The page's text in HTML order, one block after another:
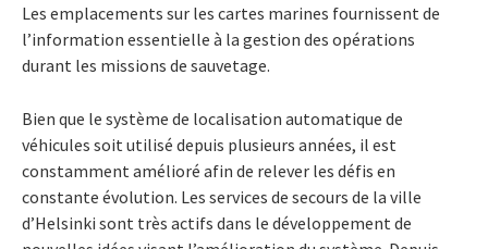
Les emplacements sur les cartes marines fournissent de
l’information essentielle à la gestion des opérations
durant les missions de sauvetage.
Bien que le système de localisation automatique de
véhicules soit utilisé depuis plusieurs années, il est
constamment amélioré afin de relever les défis en
constante évolution. Les services de secours de la ville
d’Helsinki sont très actifs dans le développement de